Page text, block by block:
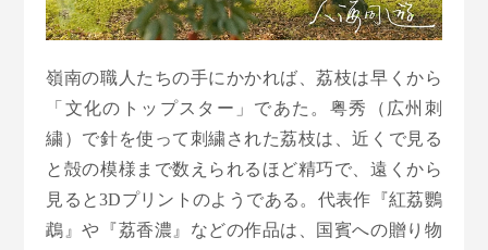
嶺南の職人たちの手にかかれば、荔枝は早くから
「文化のトップスター」であた。粤秀（広州刺
繍）で針を使って刺繍された荔枝は、近くで見る
と殻の模様まで数えられるほど精巧で、遠くから
見ると3Dプリントのようである。代表作『紅荔鸚
鵡』や『荔香濃』などの作品は、国賓への贈り物